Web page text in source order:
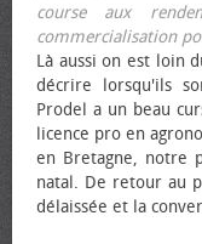
course aux
commercialisation
Là aussi on est loin
décrire lorsqu'ils
Prodel a un beau
licence pro en
en Bretagne, notre
natal. De retour au
délaissée et la